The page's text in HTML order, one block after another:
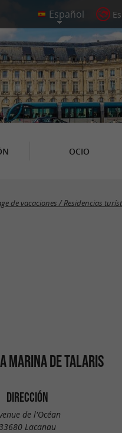
OCIO
de vacaciones / Residencias
MARINA DE TALARIS
DIRECCIÓN
de l'Océan
Lacanau